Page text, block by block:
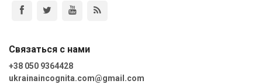
Связаться с нами
+38 050 9364428
ukrainaincognita.com@gmail.com